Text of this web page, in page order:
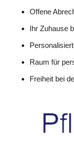
Offene
Ihr Zuhause
Raum für
Freiheit bei